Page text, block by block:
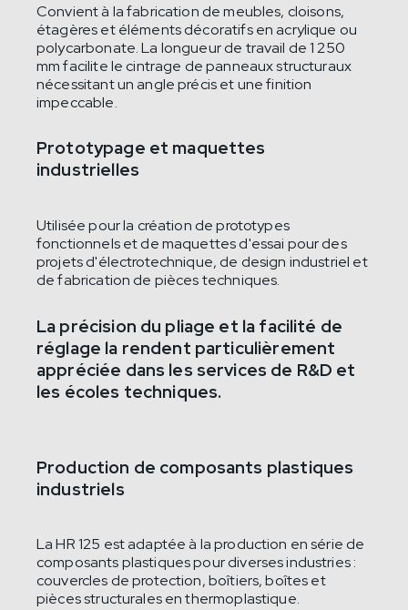
Convient à la fabrication de meubles, cloisons,
étagères et éléments décoratifs en acrylique ou
polycarbonate. La longueur de travail de 1 250
mm facilite le cintrage de panneaux structuraux
nécessitant un angle précis et une finition
impeccable.
Prototypage et maquettes
industrielles
Utilisée pour la création de prototypes
fonctionnels et de maquettes d'essai pour des
projets d'électrotechnique, de design industriel et
de fabrication de pièces techniques.
La précision du pliage et la facilité de
réglage la rendent particulièrement
appréciée dans les services de R&D et
les écoles techniques.
Production de composants plastiques
industriels
La HR 125 est adaptée à la production en série de
composants plastiques pour diverses industries :
couvercles de protection, boîtiers, boîtes et
pièces structurales en thermoplastique.